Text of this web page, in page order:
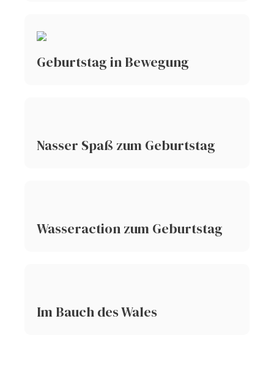
Geburtstag in Bewegung
Nasser Spaß zum Geburtstag
Wasseraction zum Geburtstag
Im Bauch des Wales